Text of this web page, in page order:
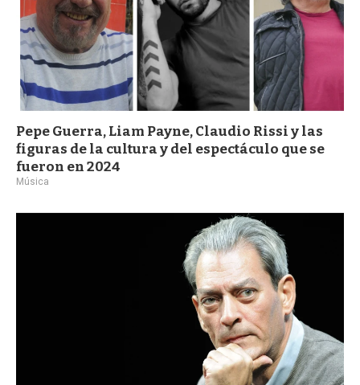
Pepe Guerra, Liam Payne, Claudio Rissi y las
figuras de la cultura y del espectáculo que se
fueron en 2024
Música